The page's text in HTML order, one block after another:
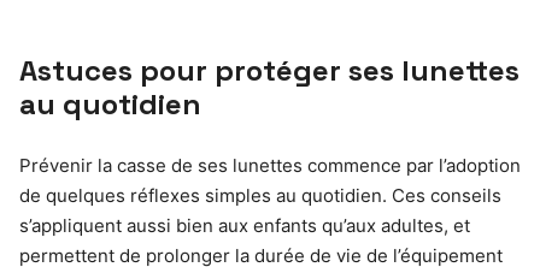
Astuces pour protéger ses lunettes
au quotidien
Prévenir la casse de ses lunettes commence par l’adoption
de quelques réflexes simples au quotidien. Ces conseils
s’appliquent aussi bien aux enfants qu’aux adultes, et
permettent de prolonger la durée de vie de l’équipement